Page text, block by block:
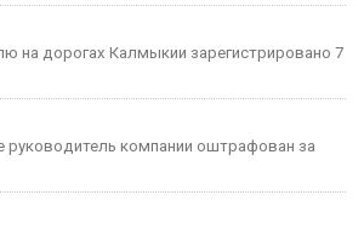
на дорогах Калмыкии зарегистрировано 7
руководитель компании оштрафован за